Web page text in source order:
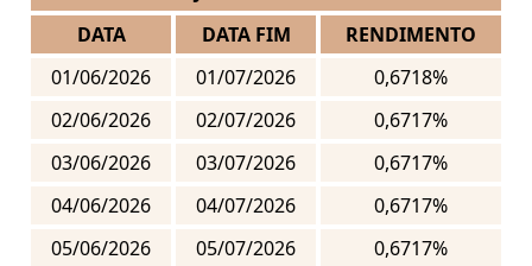
DATA
DATA FIM
RENDIMENTO
01/06/2026
01/07/2026
0,6718%
02/06/2026
02/07/2026
0,6717%
03/06/2026
03/07/2026
0,6717%
04/06/2026
04/07/2026
0,6717%
05/06/2026
05/07/2026
0,6717%